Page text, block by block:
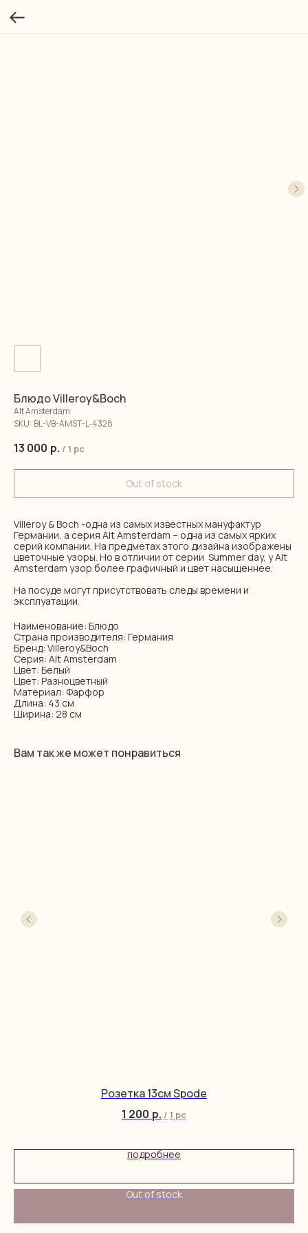
Блюдо Villeroy&Boch
Alt Amsterdam
SKU: BL-VB-AMST-L-4328
13 000 р. / 1 pc
Out of stock
Villeroy & Boch -одна из самых известных мануфактур
Германии, а серия Alt Amsterdam – одна из самых ярких
серий компании. На предметах этого дизайна изображены
цветочные узоры. Но в отличии от серии Summer day, у Alt
Amsterdam узор более графичный и цвет насыщеннее.
На посуде могут присутствовать следы времени и
эксплуатации.
Наименование: Блюдо
Страна производителя: Германия
Бренд: Villeroy&Boch
Серия: Alt Amsterdam
Цвет: Белый
Цвет: Разноцветный
Материал: Фарфор
Длина: 43 см
Ширина: 28 см
Вам так же может понравиться
Розетка 13см Spode
1 200 р. / 1 pc
подробнее
Out of stock